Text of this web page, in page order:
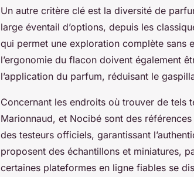
Un autre critère clé est la diversité de
large éventail d’options, depuis les
qui permet une exploration complète sans
l’ergonomie du flacon doivent également
l’application du parfum, réduisant le
Concernant les endroits où trouver de tels
Marionnaud, et Nocibé sont des
des testeurs officiels, garantissant
proposent des échantillons et miniatures,
certaines plateformes en ligne fiables se